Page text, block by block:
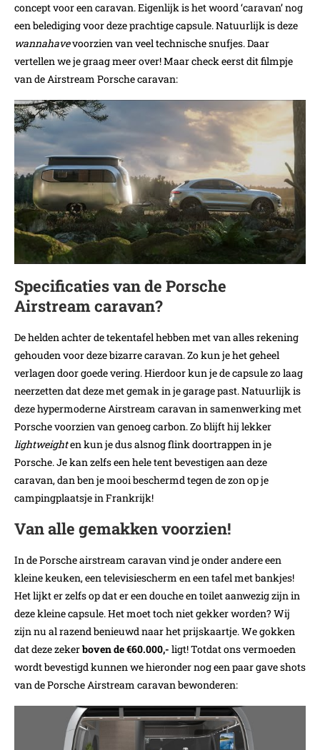
concept voor een caravan. Eigenlijk is het woord ‘caravan’ nog
een belediging voor deze prachtige capsule. Natuurlijk is deze
wannahavevoorzien van veel technische snufjes. Daar
vertellen we je graag meer over! Maar check eerst dit filmpje
van de Airstream Porsche caravan:
Specificaties van de Porsche
Airstream caravan?
De helden achter de tekentafel hebben met van alles rekening
gehouden voor deze bizarre caravan. Zo kun je het geheel
verlagen door goede vering. Hierdoor kun je de capsule zo laag
neerzetten dat deze met gemak in je garage past. Natuurlijk is
deze hypermoderne Airstream caravan in samenwerking met
Porsche voorzien van genoeg carbon. Zo blijft hij lekker
lightweighten kun je dus alsnog flink doortrappen in je
Porsche. Je kan zelfs een hele tent bevestigen aan deze
caravan, dan ben je mooi beschermd tegen de zon op je
campingplaatsje in Frankrijk!
Van alle gemakken voorzien!
In de Porsche airstream caravan vind je onder andere een
kleine keuken, een televisiescherm en een tafel met bankjes!
Het lijkt er zelfs op dat er een douche en toilet aanwezig zijn in
deze kleine capsule. Het moet toch niet gekker worden? Wij
zijn nu al razend benieuwd naar het prijskaartje. We gokken
dat deze zekerboven de €60.000,- ligt! Totdat ons vermoeden
wordt bevestigd kunnen we hieronder nog een paar gave shots
van de Porsche Airstream caravan bewonderen: